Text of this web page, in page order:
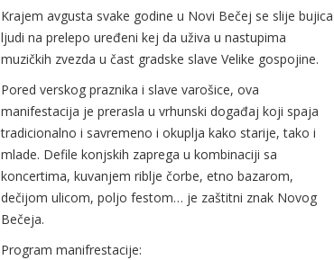
Krajem avgusta svake godine u Novi Bečej se slije bujica
ljudi na prelepo uređeni kej da uživa u nastupima
muzičkih zvezda u čast gradske slave Velike gospojine.
Pored verskog praznika i slave varošice, ova
manifestacija je prerasla u vrhunski događaj koji spaja
tradicionalno i savremeno i okuplja kako starije, tako i
mlade. Defile konjskih zaprega u kombinaciji sa
koncertima, kuvanjem riblje čorbe, etno bazarom,
dečijom ulicom, poljo festom… je zaštitni znak Novog
Bečeja.
Program manifrestacije: